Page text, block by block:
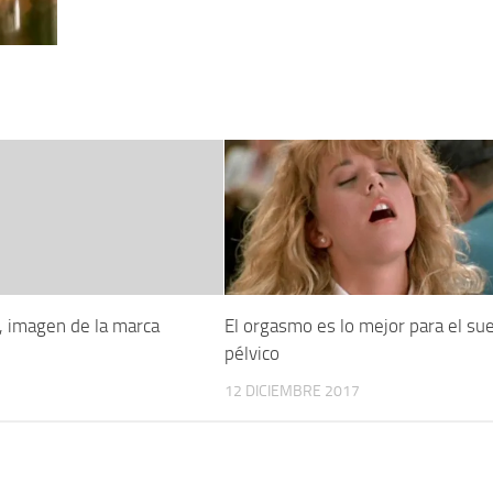
imagen de la marca
El orgasmo es lo mejor para el
pélvico
12 DICIEMBRE 2017